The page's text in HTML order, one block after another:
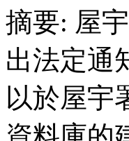
摘要: 屋
出法定通
以於屋宇